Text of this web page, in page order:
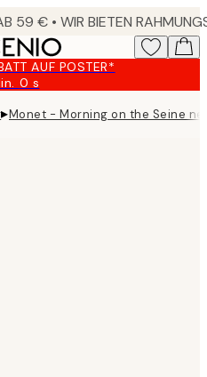
AUF POSTER*
0 s
Gültig
bis:
2026-
▸Monet - Morning on the Seine